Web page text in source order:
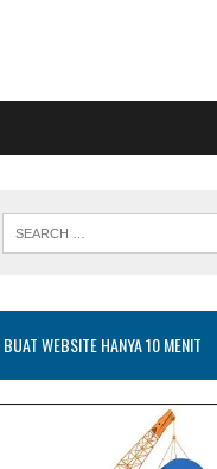
BUAT WEBSITE HANYA 10 MENIT